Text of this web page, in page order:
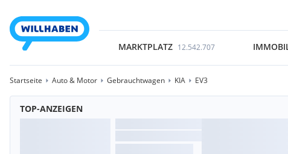
MARKTPLATZ 12.542.707
Startseite Auto & Motor Gebrauchtwagen KIA EV3
TOP-ANZEIGEN